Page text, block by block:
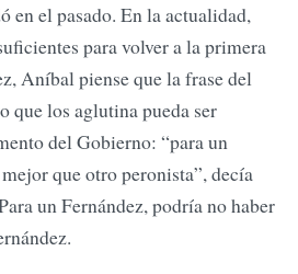
en el pasado. En la actualidad,
para volver a la primera
Aníbal piense que la frase del
que los aglutina pueda ser
del Gobierno: “para un
que otro peronista”, decía
un Fernández, podría no haber